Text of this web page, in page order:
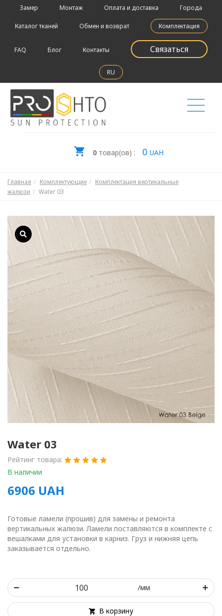
Замер Монтаж Оплата и доставка Города
Каталог тканей Обмен и возврат Комплектация
FAQ Блог Контакты Связаться
RU
0товар(ов) : 0 UAH
Главная Комплектующие
Комплектация вертикальные
жалюзи
Water 03
Water 03
Рейтинг товара:
В наличии
6906 UAH
Готовые ламели (прошив) для замены и ремонта
вертикальных жалюзи. Ламели поставляются в комплекте с
вешалками для установки в карниз. Груз и нижняя цепь
заказывается отдельно.
/мм
В корзину